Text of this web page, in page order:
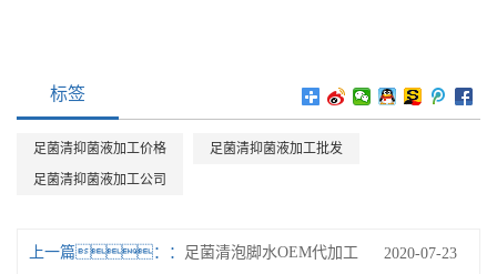
标签
足菌清抑菌液加工价格
足菌清抑菌液加工批发
足菌清抑菌液加工公司
上一篇： 足菌清泡脚水OEM代加工 2020-07-23